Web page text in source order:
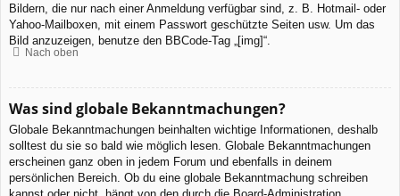
Bildern, die nur nach einer Anmeldung verfügbar sind, z. B. Hotmail- oder
Yahoo-Mailboxen, mit einem Passwort geschützte Seiten usw. Um das
Bild anzuzeigen, benutze den BBCode-Tag „[img]“.
Nach oben
Was sind globale Bekanntmachungen?
Globale Bekanntmachungen beinhalten wichtige Informationen, deshalb
solltest du sie so bald wie möglich lesen. Globale Bekanntmachungen
erscheinen ganz oben in jedem Forum und ebenfalls in deinem
persönlichen Bereich. Ob du eine globale Bekanntmachung schreiben